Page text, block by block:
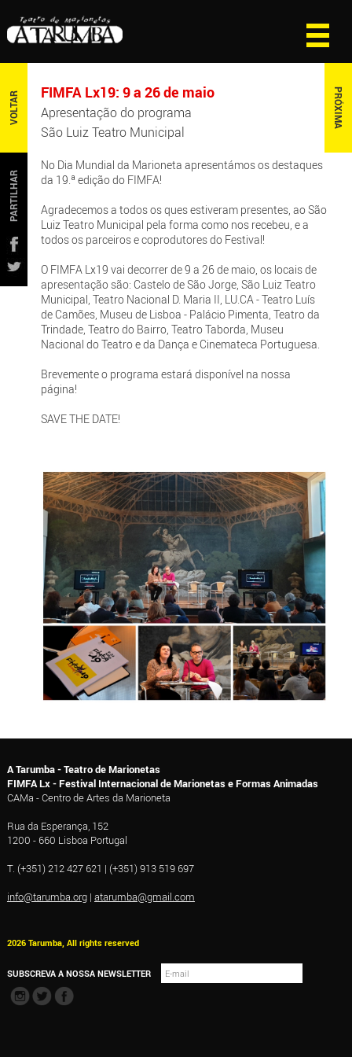
VOLTAR PRÓXIMA
PARTILHAR
FIMFA Lx19: 9 a 26 de maio
Apresentação do programa
São Luiz Teatro Municipal
No Dia Mundial da Marioneta apresentámos os destaques
da 19.ª edição do FIMFA!
Agradecemos a todos os ques estiveram presentes, ao São
Luiz Teatro Municipal pela forma como nos recebeu, e a
todos os parceiros e coprodutores do Festival!
O FIMFA Lx19 vai decorrer de 9 a 26 de maio, os locais de
apresentação são: Castelo de São Jorge, São Luiz Teatro
Municipal, Teatro Nacional D. Maria II, LU.CA - Teatro Luís
de Camões, Museu de Lisboa - Palácio Pimenta, Teatro da
Trindade, Teatro do Bairro, Teatro Taborda, Museu
Nacional do Teatro e da Dança e Cinemateca Portuguesa.
Brevemente o programa estará disponível na nossa
página!
SAVE THE DATE!
A Tarumba - Teatro de Marionetas
FIMFA Lx - Festival Internacional de Marionetas e Formas Animadas
CAMa - Centro de Artes da Marioneta
Rua da Esperança, 152
1200 - 660 Lisboa Portugal
T. (+351) 212 427 621 | (+351) 913 519 697
info@tarumba.org| atarumba@gmail.com
2026 Tarumba, All rights reserved
SUBSCREVA A NOSSA NEWSLETTER